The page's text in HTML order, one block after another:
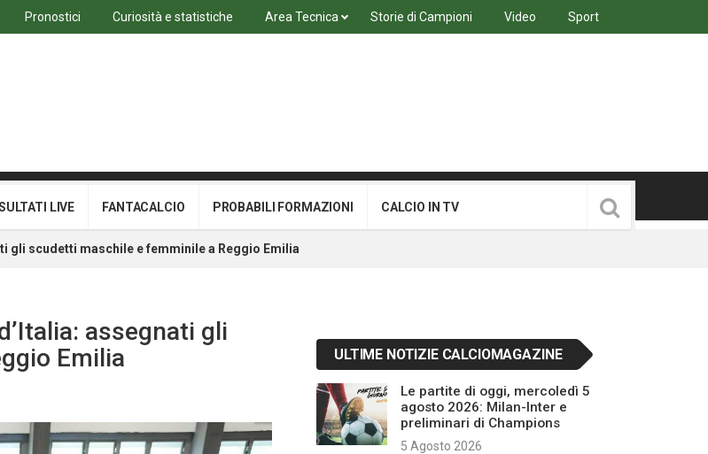
Pronostici Curiosità e statistiche Area Tecnica Storie di Campioni Video Sport
LIVE FANTACALCIO PROBABILI FORMAZIONI CALCIO IN TV
gli scudetti maschile e femminile a Reggio Emilia
assegnati gli
Emilia
ULTIME NOTIZIE CALCIOMAGAZINE
Le partite di oggi, mercoledì 5
agosto 2026: Milan-Inter e
preliminari di Champions
5 Agosto 2026